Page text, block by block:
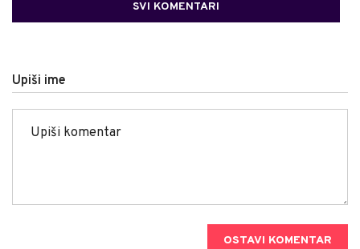
SVI KOMENTARI
Upiši ime
OSTAVI KOMENTAR